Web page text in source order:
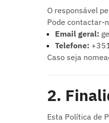
O responsável
Pode contactar-
Email geral:
Telefone:
Caso seja
2.
Esta Política de